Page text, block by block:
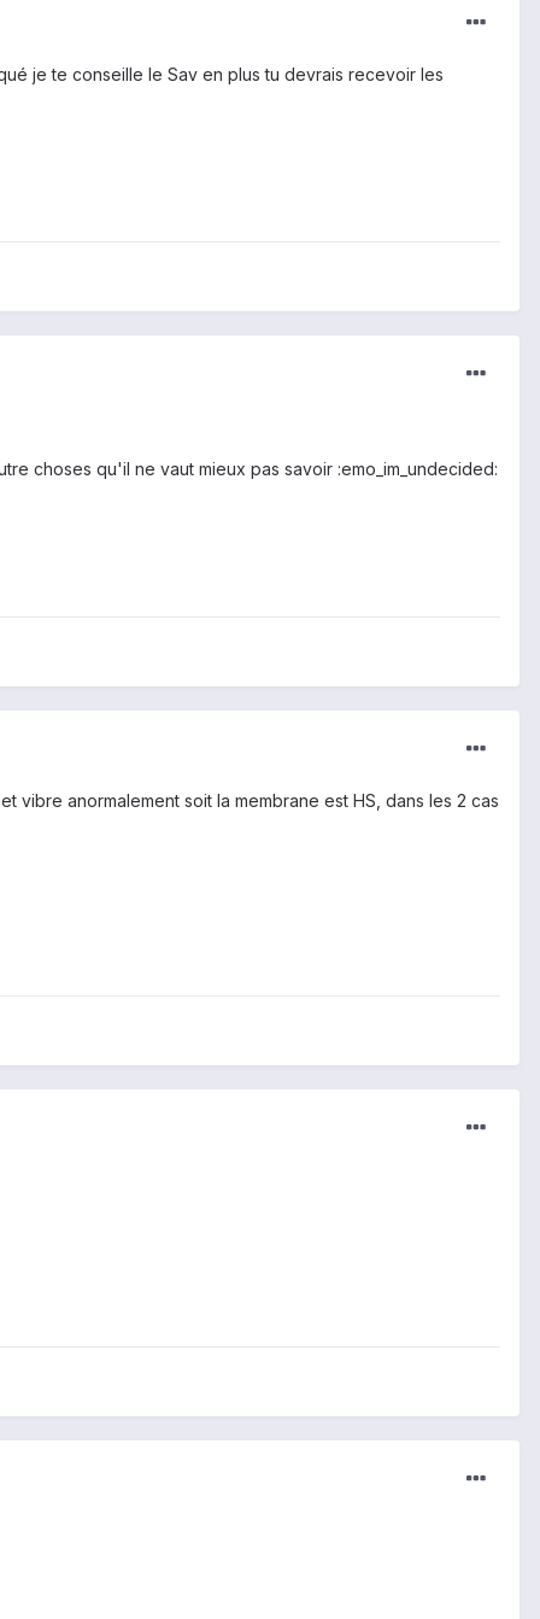
je te conseille le Sav en plus tu devrais recevoir les
choses qu'il ne vaut mieux pas savoir :emo_im_undecided:
anormalement soit la membrane est HS, dans les 2 cas